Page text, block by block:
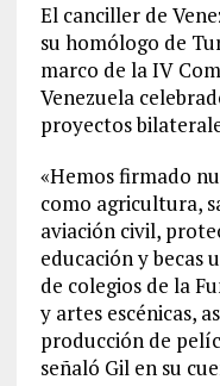
El canciller de
su homólogo de
marco de la IV
Venezuela
proyectos
«Hemos firmado
como agricultura,
aviación civil,
educación y becas
de colegios de la
y artes escénicas,
producción de
señaló Gil en su